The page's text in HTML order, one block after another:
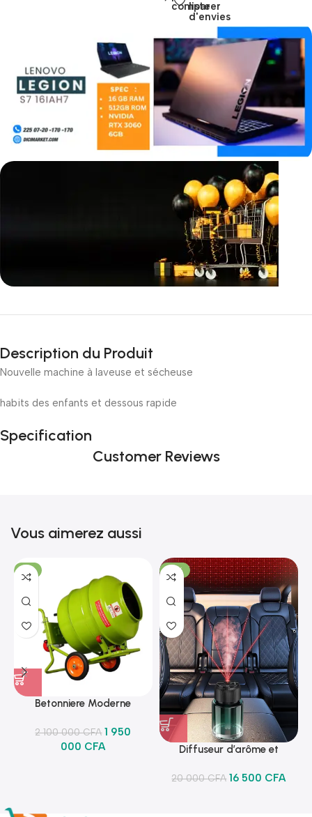
comparer
liste
d'envies
Incoryable offres
prix KDO
Description du Produit
Nouvelle machine à laveuse et sécheuse
habits des enfants et dessous rapide
Specification
Customer Reviews
Vous aimerez aussi
-7%
Betonniere Moderne
2 100 000CFA 1 950
000 CFA
-18%
Diffuseur d’arôme et
20 000CFA 16 500 CFA